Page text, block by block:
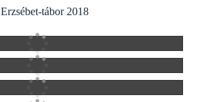
Erzsébet-tábor 2018